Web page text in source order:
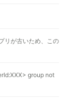
リが古いため、この
group not